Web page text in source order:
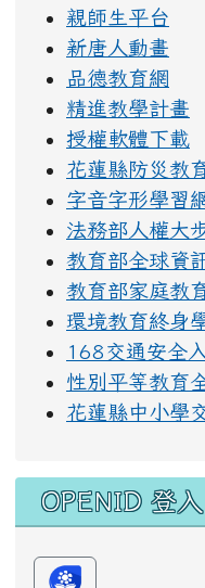
親師生平台
新唐人動畫
品德教育網
精進教學計畫
授權軟體下載
花蓮縣防災教
字音字形學習
法務部人權大
教育部全球資
教育部家庭教
環境教育終身
168交通安全
性別平等教育
花蓮縣中小學
OPENID 登入